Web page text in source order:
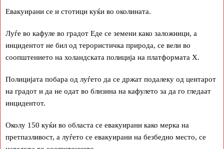
Евакуирани се и стотици куќи во околината.
Луѓе во кафуле во градот Еде се земени како заложници, а
инцидентот не бил од терористичка природа, се вели во
соопштението на холандската полиција на платформата Х.
Полицијата побара од луѓето да се држат подалеку од центарот
на градот и да не одат во близина на кафулето за да го гледаат
инцидентот.
Околу 150 куќи во областа се евакуирани како мерка на
претпазливост, а луѓето се евакуирани на безбедно место, се